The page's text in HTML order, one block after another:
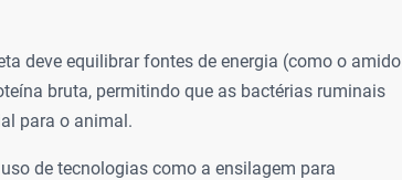
deve equilibrar fontes de energia (como o amido
bruta, permitindo que as bactérias ruminais
para o animal.
de tecnologias como a ensilagem para